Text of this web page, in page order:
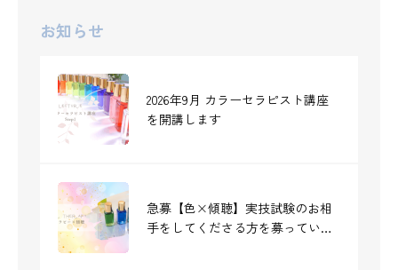
お知らせ
2026年9月 カラーセラピスト講座
を開講します
急募【色×傾聴】実技試験のお相
手をしてくださる方を募っていま